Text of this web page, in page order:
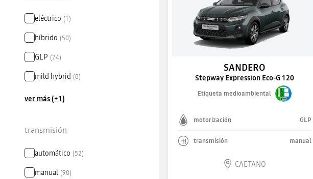
eléctrico (1 )
híbrido (50)
GLP (74)
mild hybrid (8)
ver más (+1)
transmisión
automático (52)
manual (98)
SANDERO
Stepway Expression Eco-G 120
Etiqueta medioambiental
motorización GLP
transmisión manual
CAETANO